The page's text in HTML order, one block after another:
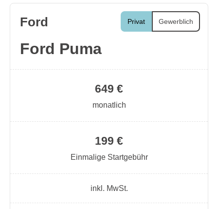
Privat Gewerblich
Ford
Ford Puma
199 €
Einmalige Startgebühr
649 €
monatlich
inkl. MwSt.